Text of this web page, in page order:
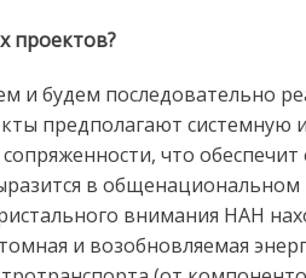
проектов?
и будем последовательно
предполагают системную
что
в
внимания НАН
и возобновляемая